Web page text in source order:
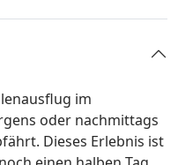
im
oder nachmittags
Dieses Erlebnis ist